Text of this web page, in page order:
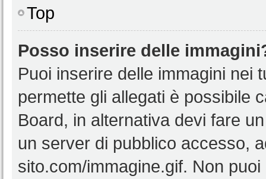
Top
Posso inserire delle
Puoi inserire delle immagini nei
permette gli allegati è possibile
Board, in alternativa devi fare
un server di pubblico accesso,
sito.com/immagine.gif. Non